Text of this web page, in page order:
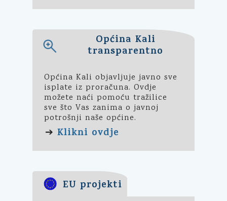
Općina Kali
transparentno
Općina Kali objavljuje javno sve
isplate iz proračuna. Ovdje
možete naći pomoću tražilice
sve što Vas zanima o javnoj
potrošnji naše općine.
➔ Klikni ovdje
EU projekti